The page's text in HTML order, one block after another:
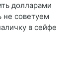
долларами
не советуем
в сейфе